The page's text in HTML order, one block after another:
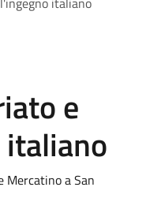
e
Mercatino a San